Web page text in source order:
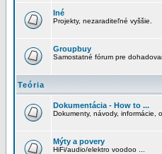
Iné
Projekty, nezaraditeľné vyššie.
Groupbuy
Samostatné fórum pre
Teória
Dokumentácia - How to ...
Dokumenty, návody, informácie,
Mýty a povery
HiFi/audio/elektro voodoo ...